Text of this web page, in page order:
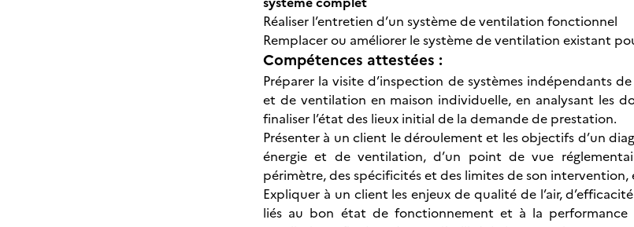
Réaliser l’entretien d’un système de ventilation fonctionnel
Remplacer ou améliorer le système de ventilation existant
Compétences attestées :
Préparer la visite d’inspection de systèmes indépendants
et de ventilation en maison individuelle, en analysant les
finaliser l’état des lieux initial de la demande de prestation.
Présenter à un client le déroulement et les objectifs d’un
énergie et de ventilation, d’un point de vue
périmètre, des spécificités et des limites de son
Expliquer à un client les enjeux de qualité de l’air,
liés au bon état de fonctionnement et à la